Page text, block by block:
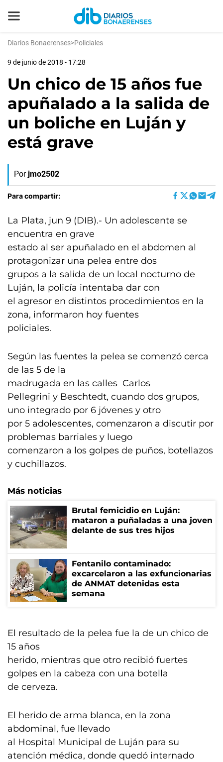
Diarios Bonaerenses>Policiales
9 de junio de 2018 - 17:28
Un chico de 15 años fue
apuñalado a la salida de
un boliche en Luján y
está grave
Por jmo2502
Para compartir:
La Plata, jun 9 (DIB).- Un adolescente se
encuentra en grave
estado al ser apuñalado en el abdomen al
protagonizar una pelea entre dos
grupos a la salida de un local nocturno de
Luján, la policía intentaba dar con
el agresor en distintos procedimientos en la
zona, informaron hoy fuentes
policiales.
Según las fuentes la pelea se comenzó cerca
de las 5 de la
madrugada en las calles Carlos
Pellegrini y Beschtedt, cuando dos grupos,
uno integrado por 6 jóvenes y otro
por 5 adolescentes, comenzaron a discutir por
problemas barriales y luego
comenzaron a los golpes de puños, botellazos
y cuchillazos.
Más noticias
Brutal femicidio en Luján:
mataron a puñaladas a una joven
delante de sus tres hijos
Fentanilo contaminado:
excarcelaron a las exfuncionarias
de ANMAT detenidas esta
semana
El resultado de la pelea fue la de un chico de
15 años
herido, mientras que otro recibió fuertes
golpes en la cabeza con una botella
de cerveza.
El herido de arma blanca, en la zona
abdominal, fue llevado
al Hospital Municipal de Luján para su
atención médica, donde quedó internado